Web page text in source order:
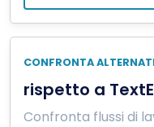
CONFRONTA
rispetto a
Confronta flussi di